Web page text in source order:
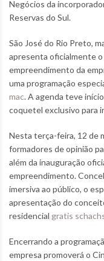
Negócios da
Reservas do Sul.
São José do Rio Preto,
apresenta oficialmente
empreendimento da
uma programação
mac. A agenda teve
coquetel exclusivo para
Nesta terça-feira, 12 de
formadores de opinião
além da inauguração
empreendimento.
imersiva ao público, o
apresentação do
residencial gratis
Encerrando a
empresa promoverá o